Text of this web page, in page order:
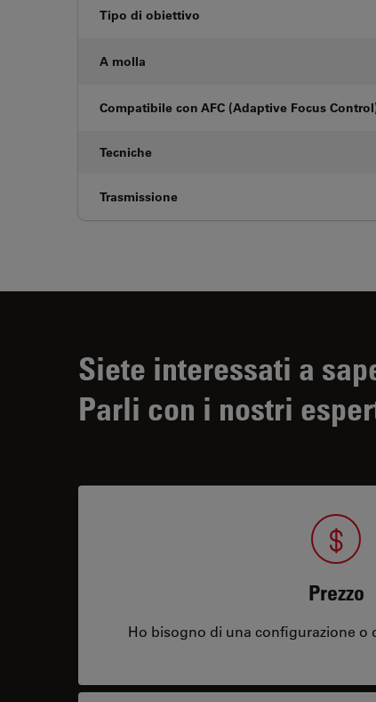
Tipo di obiettivo
A molla
Compatibile con AFC (Adaptive Focus
Tecniche
Trasmissione
Siete interessati a
Parli con i nostri
Prezzo
Ho bisogno di una configurazione o